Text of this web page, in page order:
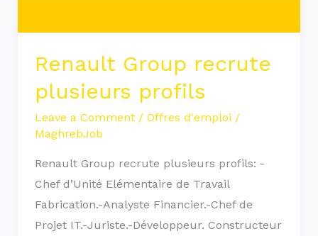
Renault Group recrute
plusieurs profils
Leave a Comment / Offres d'emploi /
MaghrebJob
Renault Group recrute plusieurs profils: -
Chef d’Unité Elémentaire de Travail
Fabrication.-Analyste Financier.-Chef de
Projet IT.-Juriste.-Développeur. Constructeur